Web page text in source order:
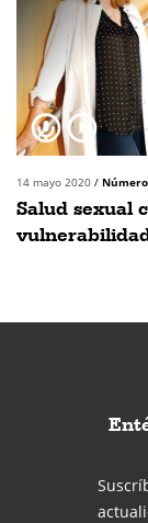
14 mayo 2020 /
Salud sexual